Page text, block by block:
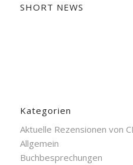
SHORT NEWS
Kategorien
Aktuelle Rezensionen von
Allgemein
Buchbesprechungen